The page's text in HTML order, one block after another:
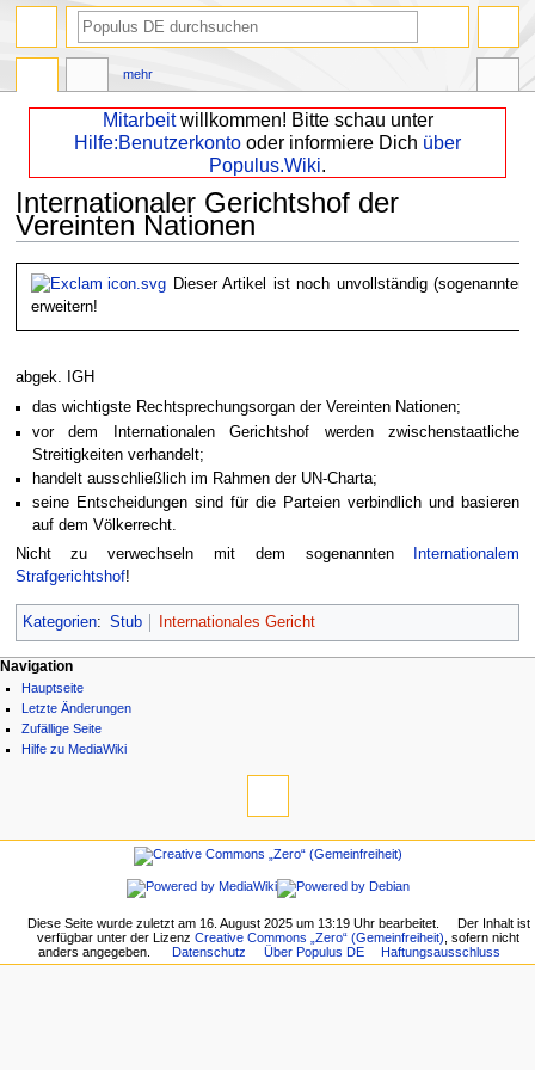
Mitarbeitwillkommen! Bitte schau unter
Hilfe:Benutzerkonto oder informiere Dich über
Populus.Wiki.
Internationaler Gerichtshof der
Vereinten Nationen
Zur
Navigation
Zur
Suche
Dieser Artikel ist noch unvollständig (sogenannter "
erweitern!
abgek. IGH
das wichtigste Rechtsprechungsorgan der Vereinten Nationen;
vor dem Internationalen Gerichtshof werden zwischenstaatliche
Streitigkeiten verhandelt;
handelt ausschließlich im Rahmen der UN-Charta;
seine Entscheidungen sind für die Parteien verbindlich und basieren
auf dem Völkerrecht.
Nicht zu verwechseln mit dem sogenannten
Internationalem
Strafgerichtshof!
Kategorien: Stub Internationales Gericht
mehr
Navigation
Hauptseite
Letzte Änderungen
Zufällige Seite
Hilfe zu MediaWiki
Diese Seite wurde zuletzt am 16. August 2025 um 13:19 Uhr bearbeitet.
Der Inhalt ist
verfügbar unter der LizenzCreative Commons „Zero“ (Gemeinfreiheit) , sofern nicht
anders angegeben.
Datenschutz Über Populus DE Haftungsausschluss